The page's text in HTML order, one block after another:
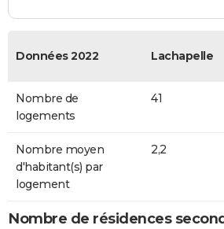
Données 2022 Lachapelle
Nombre de
logements
41
Nombre moyen
d'habitant(s) par
logement
2,2
Nombre de résidences